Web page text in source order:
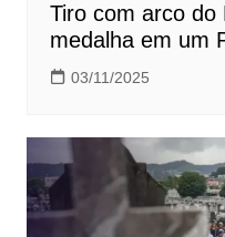
Tiro com arco do
medalha em um
03/11/2025